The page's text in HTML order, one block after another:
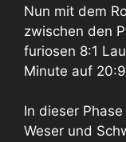
Nun mit dem
zwischen den
furiosen 8:1
Minute auf
In dieser
Weser und